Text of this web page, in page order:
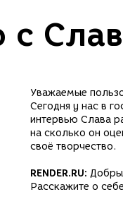
с
Уважаемые
Сегодня у нас в
интервью Слава
на сколько он
своё творчество.
RENDER.RU:
Расскажите о